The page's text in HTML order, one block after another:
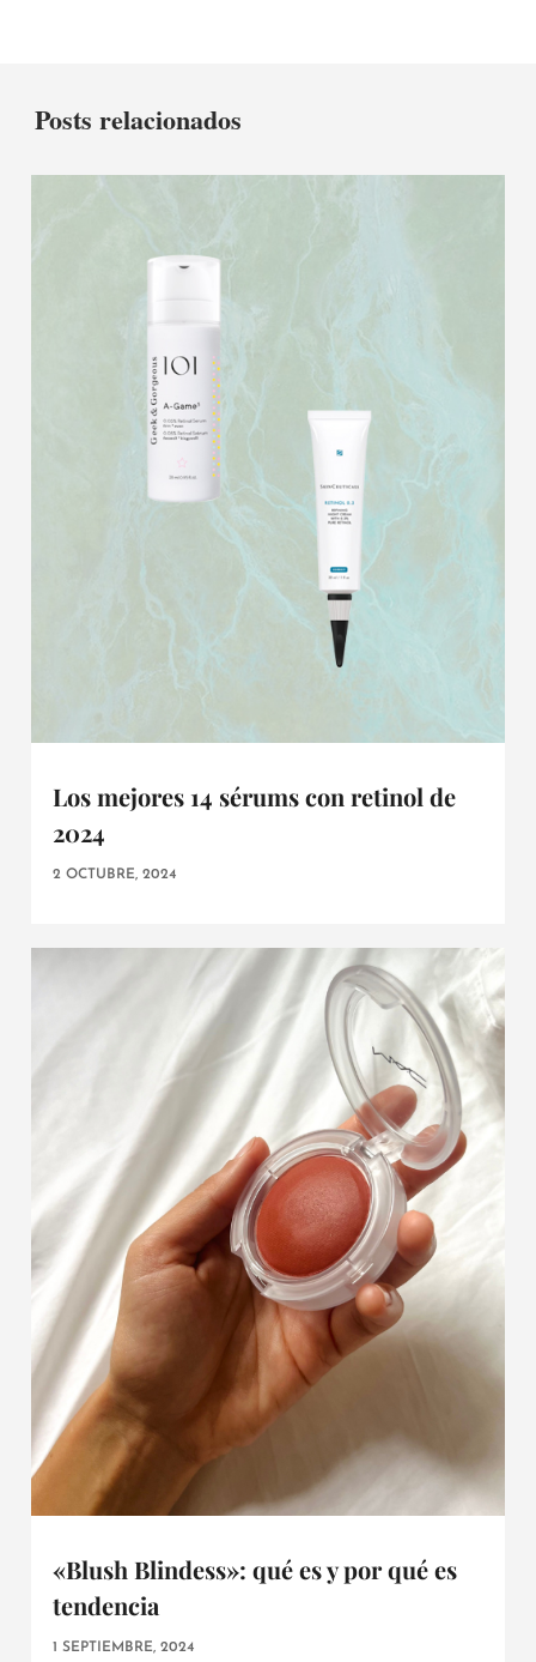
Posts relacionados
Los mejores 14 sérums con retinol de
2024
2 OCTUBRE, 2024
«Blush Blindess»: qué es y por qué es
tendencia
1 SEPTIEMBRE, 2024